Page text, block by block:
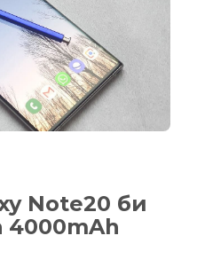
Note20 би